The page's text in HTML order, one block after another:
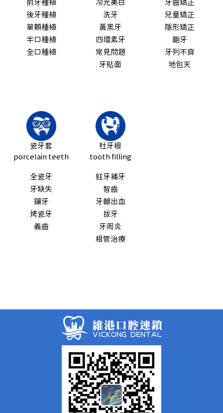
前牙種植
後牙種植
單顆種植
半口種植
全口種植
冷光美白
洗牙
黃黑牙
四環素牙
常見問題
牙貼面
牙齒矯正
兒童矯正
隱形矯正
齙牙
牙列不齊
地包天
瓷牙套
porcelain teeth
全瓷牙
牙缺失
鑲牙
烤瓷牙
義齒
杜牙根
tooth filling
蛀牙補牙
智齒
牙齦出血
拔牙
牙周炎
根管治療